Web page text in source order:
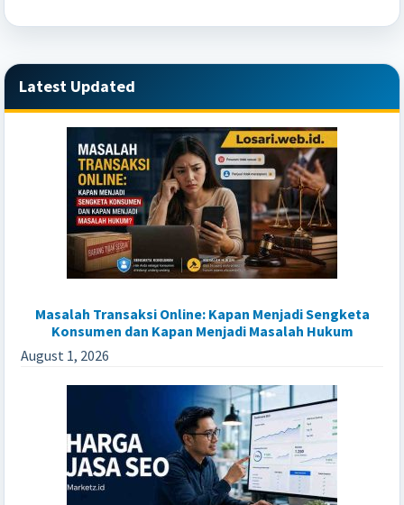
Latest Updated
Masalah Transaksi Online: Kapan Menjadi Sengketa
Konsumen dan Kapan Menjadi Masalah Hukum
August 1, 2026